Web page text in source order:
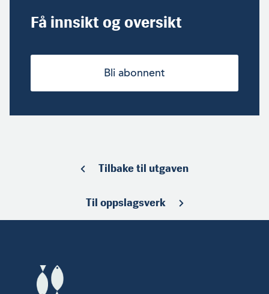
Få innsikt og oversikt
Bli abonnent
Tilbake til utgaven
Til oppslagsverk